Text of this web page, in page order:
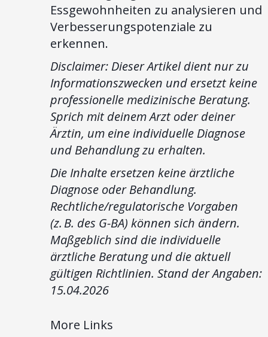
Essgewohnheiten zu analysieren und
Verbesserungspotenziale zu
erkennen.
Disclaimer: Dieser Artikel dient nur zu
Informationszwecken und ersetzt keine
professionelle medizinische Beratung.
Sprich mit deinem Arzt oder deiner
Ärztin, um eine individuelle Diagnose
und Behandlung zu erhalten.
Die Inhalte ersetzen keine ärztliche
Diagnose oder Behandlung.
Rechtliche/regulatorische Vorgaben
(z. B. des G-BA) können sich ändern.
Maßgeblich sind die individuelle
ärztliche Beratung und die aktuell
gültigen Richtlinien. Stand der Angaben:
15.04.2026
More Links